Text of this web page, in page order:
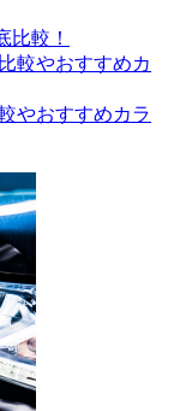
比較！
やおすすめカラ